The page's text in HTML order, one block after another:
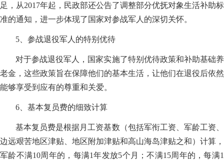
足，从2017年起，民政部还公告了调整部分优抚对象生活补助标
准的通知，进一步体现了国家对参战军人的深切关怀。
5、参战退役军人的特别优待
对于参战退役军人，国家实施了特别优待政策和补助基础养
老金，这些政策旨在保障他们的基本生活，让他们在退役后依然
能够享受到应有的尊重和关爱。
6、基本复员费的细致计算
基本复员费是根据月工资基数（包括军衔工资、军龄工资、
边远艰苦地区津贴、地区附加津贴和高山海岛津贴之和）计算，
军龄不满10周年的，每满1年发放5个月；不满15周年的，每满1